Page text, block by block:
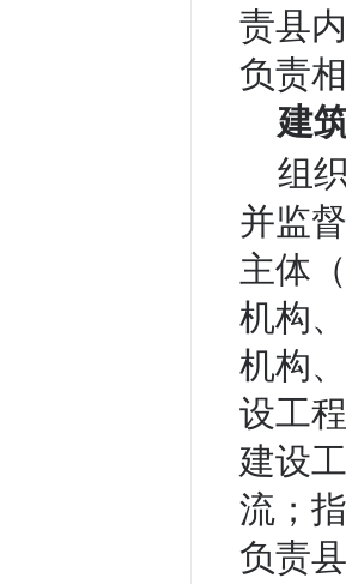
责县
负责
建
组
并监
主体
机构
机构
设工
建设
流；
负责